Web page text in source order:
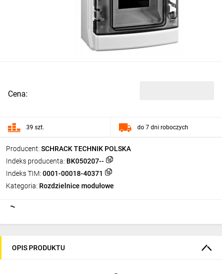
Producent: SCHRACK TECHNIK POLSKA
Indeks producenta: BK050207--
Indeks TIM: 0001-00018-40371
Kategoria: Rozdzielnice modułowe
Cena:
39 szt. do 7 dni roboczych
OPIS PRODUKTU